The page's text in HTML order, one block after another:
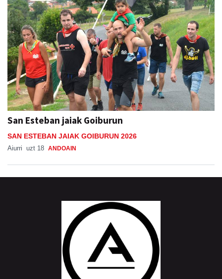
San Esteban jaiak Goiburun
SAN ESTEBAN JAIAK GOIBURUN 2026
Aiurri uzt 18 ANDOAIN